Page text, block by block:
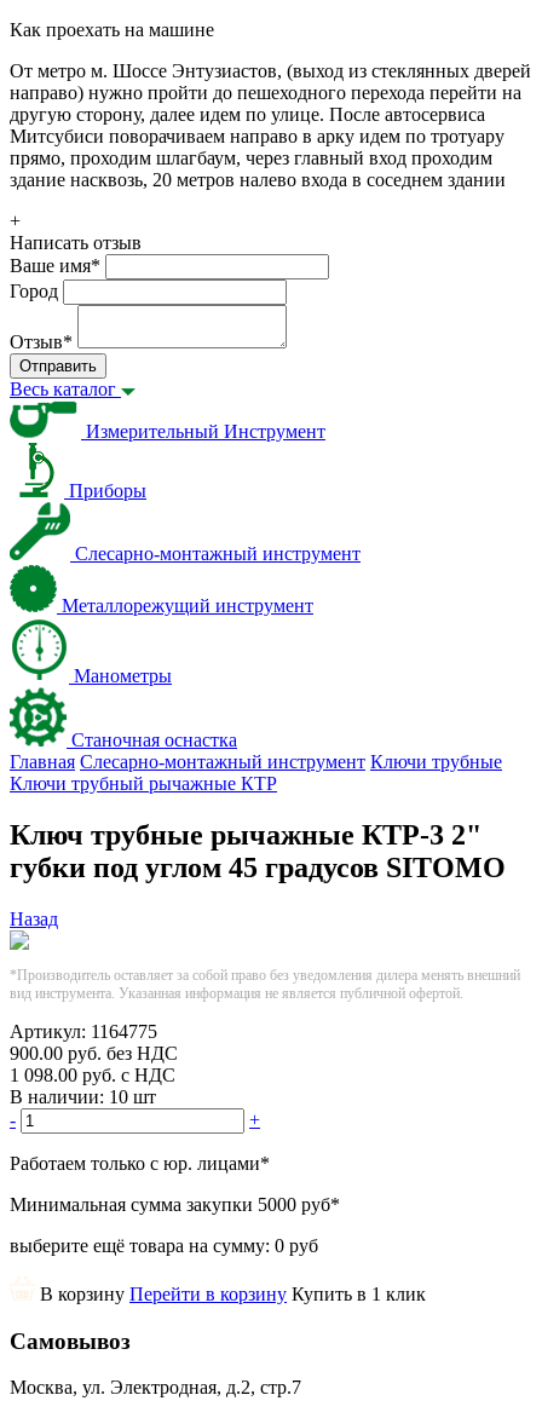
Как проехать на машине
От метро м. Шоссе Энтузиастов, (выход из стеклянных дверей
направо) нужно пройти до пешеходного перехода перейти на
другую сторону, далее идем по улице. После автосервиса
Митсубиси поворачиваем направо в арку идем по тротуару
прямо, проходим шлагбаум, через главный вход проходим
здание насквозь, 20 метров налево входа в соседнем здании
+
Написать отзыв
Ваше имя*
Город
Отзыв*
Отправить
Весь каталог
Измерительный Инструмент
Приборы
Слесарно-монтажный инструмент
Металлорежущий инструмент
Манометры
Станочная оснастка
Главная Слесарно-монтажный инструмент Ключи трубные
Ключи трубный рычажные КТР
Ключ трубные рычажные КТР-3 2"
губки под углом 45 градусов SITOMO
Назад
*Производитель оставляет за собой право без уведомления дилера менять внешний
вид инструмента. Указанная информация не является публичной офертой.
Артикул: 1164775
900.00 руб. без НДС
1 098.00 руб. с НДС
В наличии: 10 шт
-
+
Работаем только с юр. лицами*
Минимальная сумма закупки 5000 руб*
выберите ещё товара на сумму: 0 руб
В корзину Перейти в корзину Купить в 1 клик
Самовывоз
Москва, ул. Электродная, д.2, стр.7